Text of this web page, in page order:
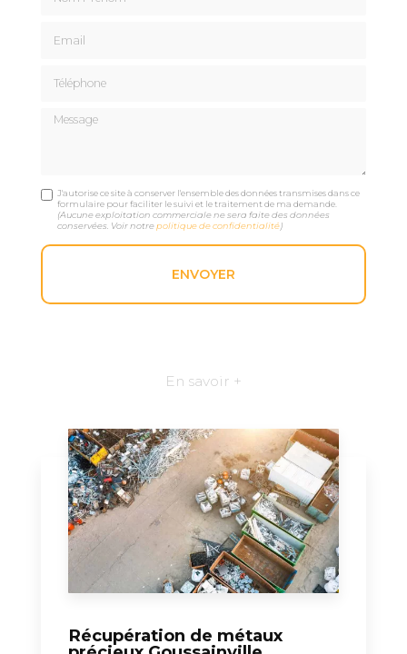
Message
J'autorise ce site à conserver l'ensemble des données transmises dans ce
formulaire pour faciliter le suivi et le traitement de ma demande.
(Aucune exploitation commerciale ne sera faite des données
conservées. Voir notrepolitique de confidentialité)
En savoir +
Récupération de métaux